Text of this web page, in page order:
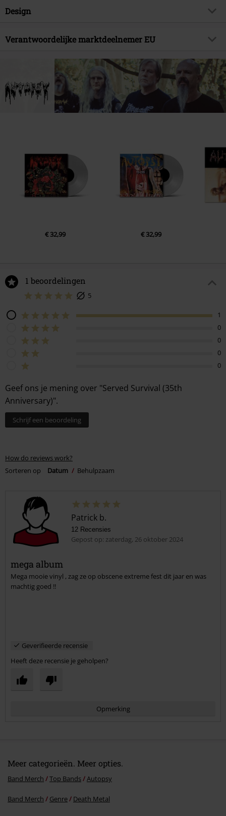
Artikelnr.
Muziekgenre
Death Metal
Autopsy
Releasedatum
28-06-2024
Design
Producttype
Verantwoordelijke marktdeelnemer EU
Edel Music & Entertainment GmbH
Germany
info@edel.com
€ 32,99 € 32,99
1 beoordelingen
5
1
0
0
0
0
Geef ons je mening over "Served Survival (35th
Anniversary)".
Schrijf een beoordeling
How do reviews work?
Sorteren op
Datum Behulpzaam
Patrick b.
12 Recensies
Gepost op: zaterdag, 26 oktober 2024
mega album
Mega mooie vinyl , zag ze op obscene extreme fest dit jaar en was
machtig goed !!
Geverifieerde recensie
Heeft deze recensie je geholpen?
Opmerking
Meer categorieën. Meer opties.
Band Merch Top Bands Autopsy
Band Merch Genre Death Metal